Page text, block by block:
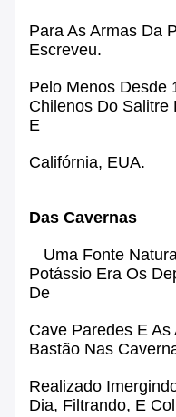
Para As Armas Da
Escreveu.
Pelo Menos Desde
Chilenos Do Salitre
E
Califórnia, EUA.
Das Cavernas
Uma Fonte
Potássio Era Os
De
Cave Paredes E
Bastão Nas
Realizado
Dia, Filtrando, E